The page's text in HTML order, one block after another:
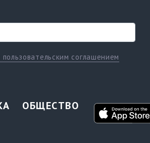
пользовательским соглашением
ОБЩЕСТВО